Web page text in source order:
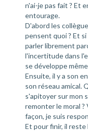
n'ai-je pas fait ? Et
entourage.
D'abord les
pensent quoi ? Et
parler librement
l'incertitude dans
se développe
Ensuite, il y a son
son réseau amical.
s'apitoyer sur mon
remonter le moral
façon, je suis
Et pour finir, il